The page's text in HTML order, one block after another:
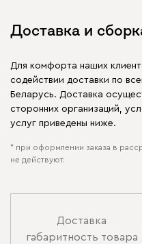
Доставка и
Для комфорта наших
содействии доставки по
Беларусь. Доставка
сторонних организаций,
услуг приведены ниже.
* при оформлении заказа в
не действуют.
Доставка
габаритность товара